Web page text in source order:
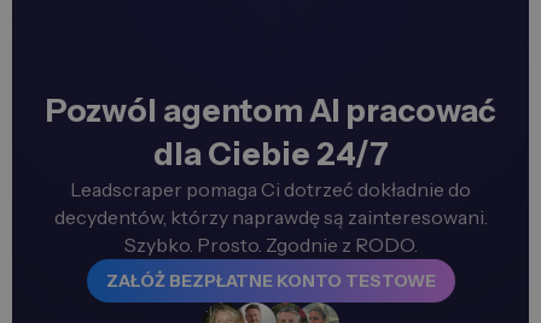
Pozwól agentom AI pracować
dla Ciebie 24/7
Leadscraper pomaga Ci dotrzeć dokładnie do
decydentów, którzy naprawdę są zainteresowani.
Szybko. Prosto. Zgodnie z RODO.
ZAŁÓŻ BEZPŁATNE KONTO TESTOWE